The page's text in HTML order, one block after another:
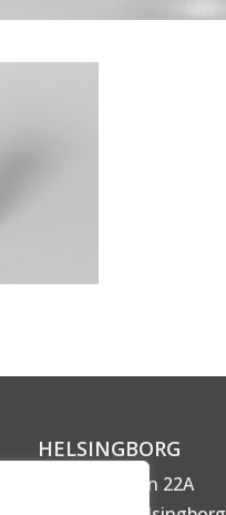
HELSINGBORG
Florettgatan 22A